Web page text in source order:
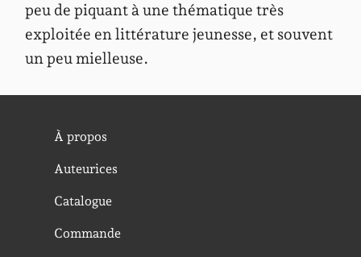
peu de piquant à une thématique très
exploitée en littérature jeunesse, et souvent
un peu mielleuse.
À propos
Auteurices
Catalogue
Commande